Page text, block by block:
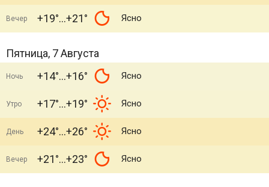
Вечер +19° +21° Ясно
Пятница, 7 Августа
Ночь +14° +16° Ясно
Утро +17° +19° Ясно
День +24° +26° Ясно
Вечер +21° +23° Ясно